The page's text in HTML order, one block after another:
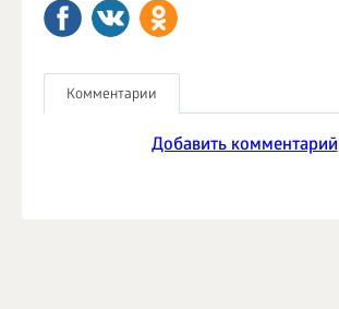
Комментарии
Добавить комментарий